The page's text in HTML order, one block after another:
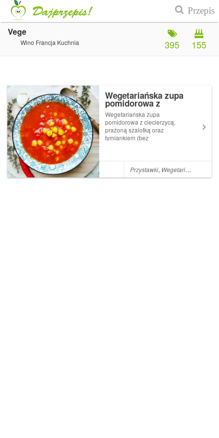
Vege
Wino Francja Kuchnia 155
395
Wegetariańska zupa
pomidorowa z
ciecierzycą, prażoną
szalotką oraz tymiankiem
(bez tłuszczu)
Wegetariańska zupa
pomidorowa z ciecierzycą,
prażoną szalotką oraz
tymiankiem (bez
po odlaniu dwóch chochelek
ugotowanej ciecierzycy z jej
Przystawki, Wegetariańskie